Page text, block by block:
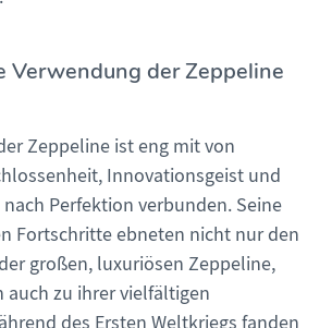
Verwendung der Zeppeline
Zeppeline ist eng mit von
Innovationsgeist und
Perfektion verbunden. Seine
Fortschritte ebneten nicht nur den
großen, luxuriösen Zeppeline,
zu ihrer vielfältigen
des Ersten Weltkriegs fanden